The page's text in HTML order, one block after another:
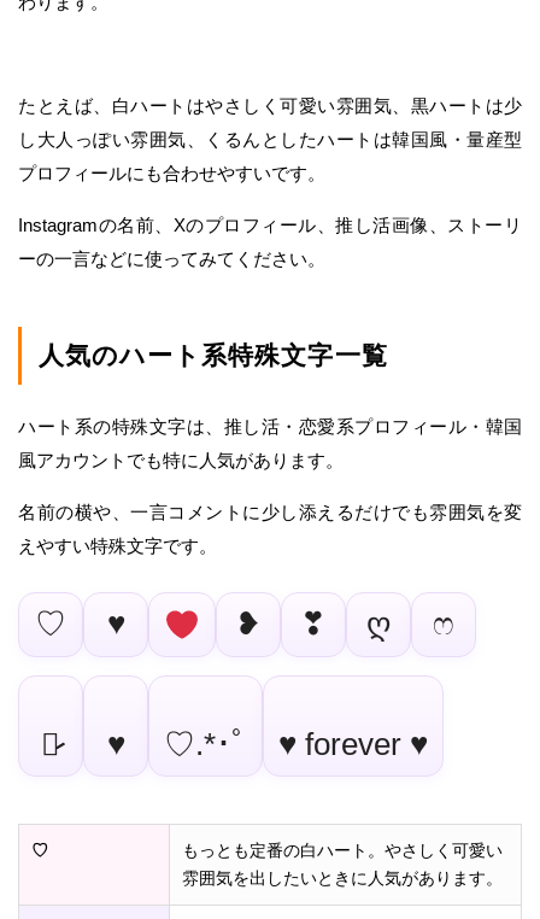
たとえば、白ハートはやさしく可愛い雰囲気、黒ハートは少
し大人っぽい雰囲気、くるんとしたハートは韓国風・量産型
プロフィールにも合わせやすいです。
Instagramの名前、Xのプロフィール、推し活画像、ストーリ
ーの一言などに使ってみてください。
人気のハート系特殊文字一覧
ハート系の特殊文字は、推し活・恋愛系プロフィール・韓国
風アカウントでも特に人気があります。
名前の横や、一言コメントに少し添えるだけでも雰囲気を変
えやすい特殊文字です。
♡ ♥ ❥ ❣ ღ ෆ
♡̷̷ ♥︎ ♡.*･ﾟ ♥ forever ♥
♡
もっとも定番の白ハート。やさしく可愛い
雰囲気を出したいときに人気があります。